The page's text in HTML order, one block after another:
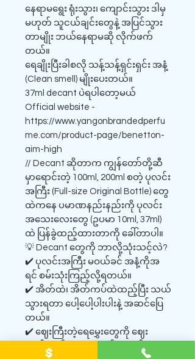
နေရာမရွေး ရုံးသွား၊ ကျောင်းသွား ဒါမှ
မဟုတ် သူငယ်ချင်းတွေနဲ့ အပြင်သွား
တာမျိုး ဘယ်နေရာမဆို လိုက်ဖက်
တယ်။
ရေချိုးပြီးခါစလို သန့်သန့်ရှင်းရှင်း အနံ့
(Clean smell) မျိုးပေးတယ်။
37ml decant ပဲရပါတော့မယ်
Official website -
https://www.yangonbrandedperfu
me.com/product-page/benetton-
aim-high
// Decant ဆိုတာက ကျွန်တော်တို့ဆီ
မှာရောင်းတဲ့ 100ml, 200ml စတဲ့ ပုလင်း
အကြီး (Full-size Original Bottle) တွေ
ထဲကနေ ပမာဏနည်းနည်းကို ပုလင်း
အသေးလေးတွေ (ဥပမာ 10ml, 37ml)
ထဲ ပြန်ခွဲထည့်ထားတာကို ခေါ်တာပါ။
💡 Decant တွေကို ဘာလို့သုံးသင့်လဲ?
✔️ ပုလင်းအကြီး မဝယ်ခင် အနံ့ကိုအ
ရင် စမ်းသုံးကြည့်လို့ရတယ်။
✔️ အိတ်ထဲ၊ အိတ်ကပ်ထဲထည့်ပြီး သယ်
သွားရတာ ပေါ့ပေါ့ပါးပါးနဲ့ အဆင်ပြေ
တယ်။
✔️ ဈေးကြီးတဲ့ရေမွှေးတွေကို ဈေး
သက်သက်သာသာနဲ့ စမ်းသုံးခွင့်ရ